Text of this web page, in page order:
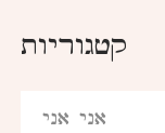
קטגוריות
אני אני